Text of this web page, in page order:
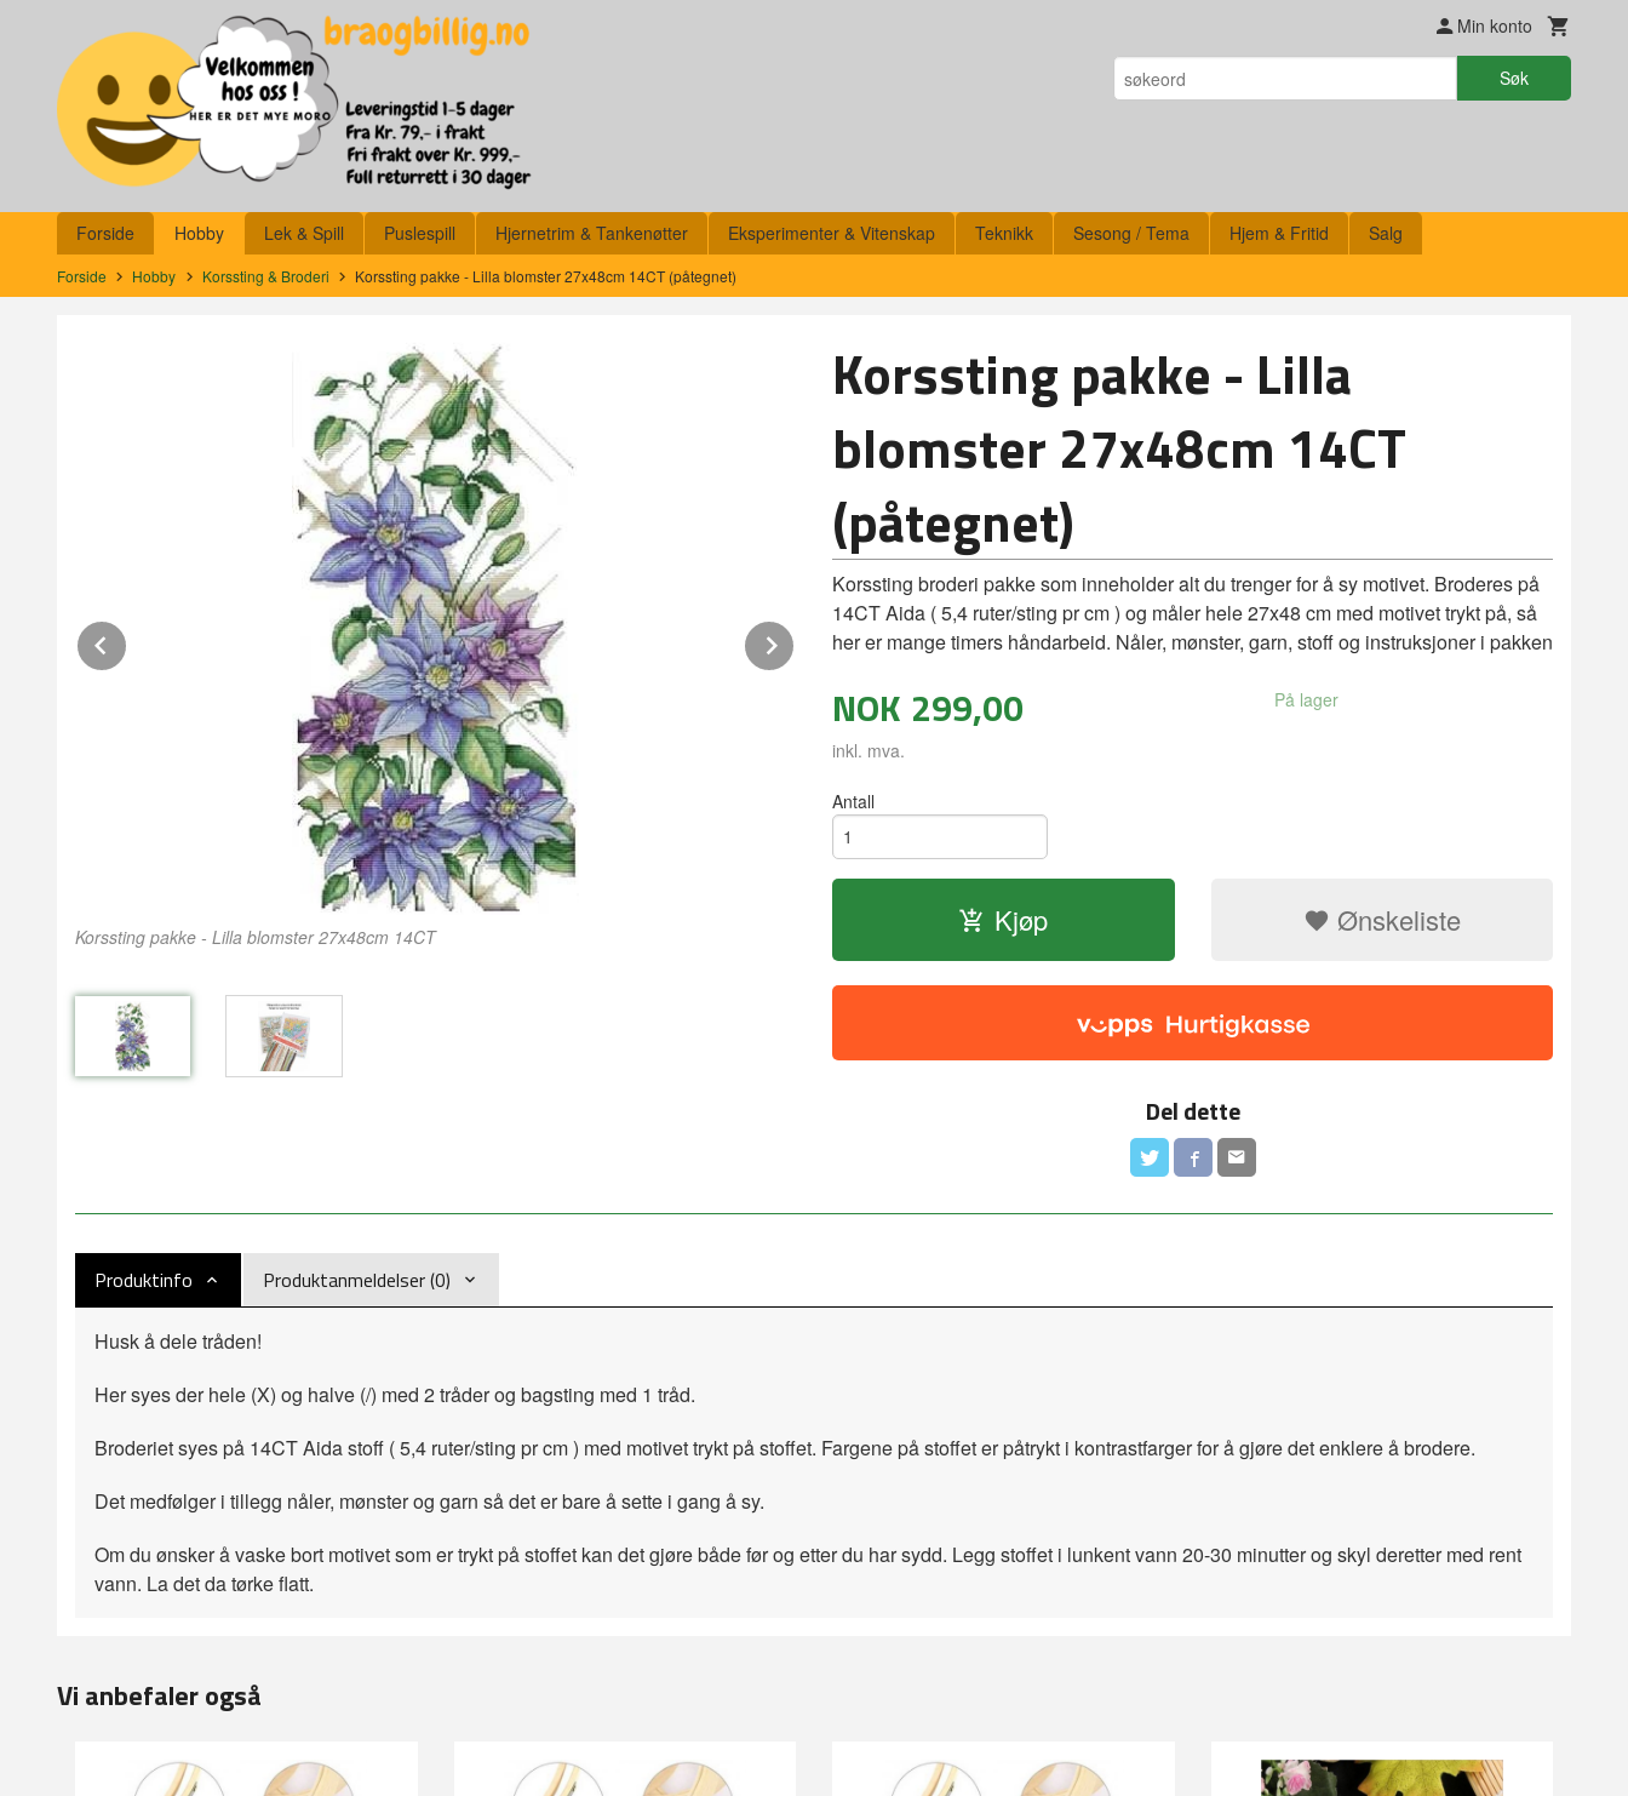
innholdet
Min konto
Søk
Produkter
Forside Hobby Lek & Spill Puslespill Hjernetrim & Tankenøtter Eksperimenter & Vitenskap Teknikk Sesong / Tema Hjem & Fritid Salg
Forside Hobby Korssting & Broderi Korssting pakke - Lilla blomster 27x48cm 14CT (påtegnet)
Korssting pakke - Lilla blomster 27x48cm 14CT
Next
Korssting pakke - Lilla
blomster 27x48cm 14CT
(påtegnet)
Korssting broderi pakke som inneholder alt du trenger for å sy motivet. Broderes på
14CT Aida ( 5,4 ruter/sting pr cm ) og måler hele 27x48 cm med motivet trykt på, så
her er mange timers håndarbeid. Nåler, mønster, garn, stoff og instruksjoner i pakken
NOK 299,00
inkl. mva.
På lager
Antall
Kjøp Ønskeliste
Del dette
Produktinfo Produktanmeldelser (0)
Husk å dele tråden!
Her syes der hele (X) og halve (/) med 2 tråder og bagsting med 1 tråd.
Broderiet syes på 14CT Aida stoff ( 5,4 ruter/sting pr cm ) med motivet trykt på stoffet. Fargene på stoffet er påtrykt i kontrastfarger for å gjøre det enklere å brodere.
Det medfølger i tillegg nåler, mønster og garn så det er bare å sette i gang å sy.
Om du ønsker å vaske bort motivet som er trykt på stoffet kan det gjøre både før og etter du har sydd. Legg stoffet i lunkent vann 20-30 minutter og skyl deretter med rent
vann. La det da tørke flatt.
Vi anbefaler også